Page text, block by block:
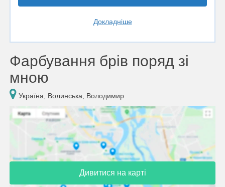
Докладніше
Фарбування брів поряд зі
мною
Україна, Волинська, Володимир
Дивитися на карті